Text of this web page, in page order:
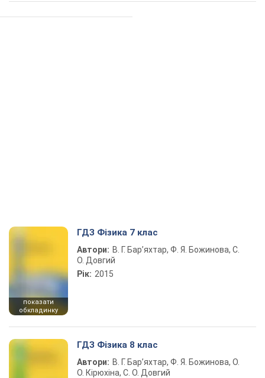
показати
обкладинку
ГДЗ Фізика 7 клас
Автори: В. Г. Бар’яхтар, Ф. Я. Божинова, С.
О. Довгий
Рік: 2015
ГДЗ Фізика 8 клас
Автори: В. Г. Бар’яхтар, Ф. Я. Божинова, О.
О. Кірюхіна, С. О. Довгий